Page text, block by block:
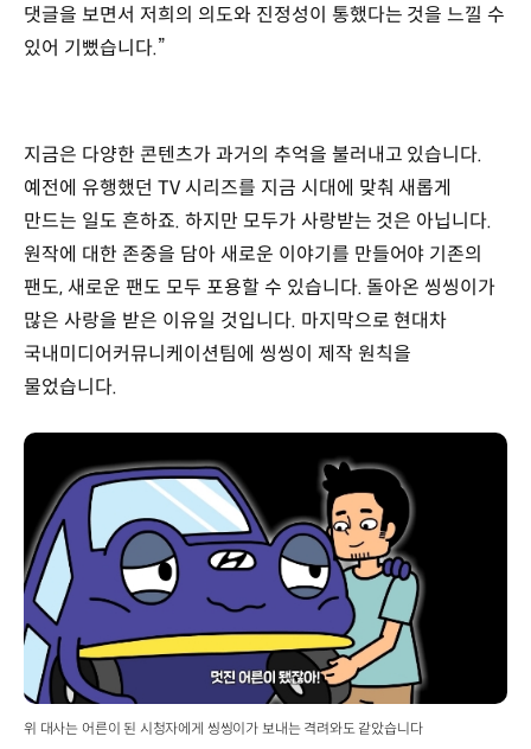
댓글을 보면서 저희의 의도와 진정성이 통했다는 것을 느낄 수
있어 기뻤습니다.”
지금은 다양한 콘텐츠가 과거의 추억을 불러내고 있습니다.
예전에 유행했던 TV 시리즈를 지금 시대에 맞춰 새롭게
만드는 일도 흔하죠. 하지만 모두가 사랑받는 것은 아닙니다.
원작에 대한 존중을 담아 새로운 이야기를 만들어야 기존의
팬도, 새로운 팬도 모두 포용할 수 있습니다. 돌아온 씽씽이가
많은 사랑을 받은 이유일 것입니다. 마지막으로 현대차
국내미디어커뮤니케이션팀에 씽씽이 제작 원칙을
물었습니다.
위 대사는 어른이 된 시청자에게 씽씽이가 보내는 격려와도 같았습니다